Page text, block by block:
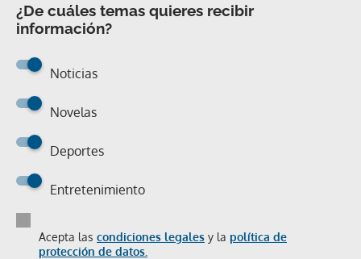
¿De cuáles temas quieres recibir
información?
Noticias
Novelas
Deportes
Entretenimiento
Acepta las condiciones legales y la política de
protección de datos.